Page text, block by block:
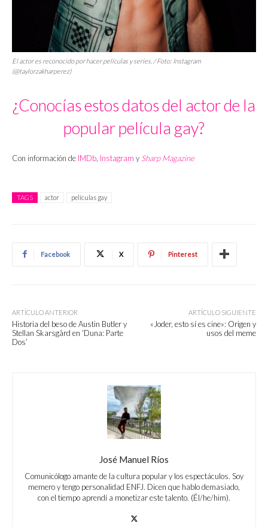
El actor es reconocido por hacer películas y series. / Foto: Instagram
(@taylorzakharperez)
¿Conocías estos datos del actor de la
popular película gay?
Con información de IMDb Instagram y Sharp Magazine
TAGS actor películas gay
Facebook X Pinterest
ARTÍCULO ANTERIOR
Historia del beso de Austin Butler y
Stellan Skarsgård en ‘Duna: Parte
Dos’
ARTÍCULO SIGUIENTE
«Joder, esto sí es cine»: Origen y
usos del meme
José Manuel Ríos
Comunicólogo amante de la cultura popular y los espectáculos. Soy
memero y tengo personalidad ENFJ. Dicen que hablo demasiado,
con el tiempo aprendí a monetizar este talento. (Él/he/him).